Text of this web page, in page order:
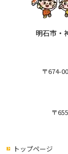
明石市・
〒674-
〒
トップページ